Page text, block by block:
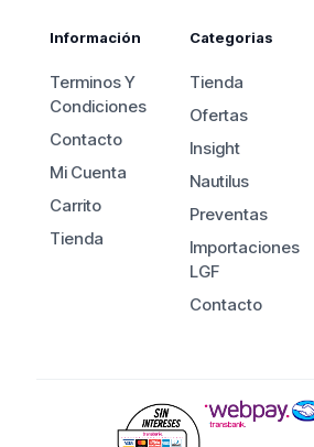
Información
Terminos Y
Condiciones
Contacto
Mi Cuenta
Carrito
Tienda
Categorias
Tienda
Ofertas
Insight
Nautilus
Preventas
Importaciones
LGF
Contacto